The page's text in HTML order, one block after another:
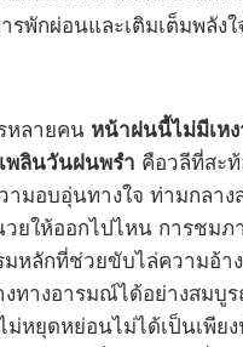
รพักผ่อนและเติมเต็มพลัง
หลายคน หน้าฝนนี้ไม่มีเห
พลินวันฝนพรำ คือวลีที่สะ
ามอบอุ่นทางใจ ท่ามกลา
วยให้ออกไปไหน การชมภ
มหลักที่ช่วยขับไล่ความอ้า
งทางอารมณ์ได้อย่างสมบู
ม่หยุดหย่อนไม่ได้เป็นเพีย